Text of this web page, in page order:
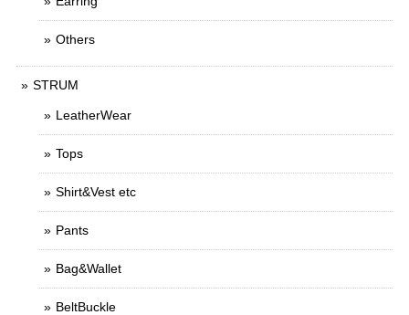
Others
STRUM
LeatherWear
Tops
Shirt&Vest etc
Pants
Bag&Wallet
BeltBuckle